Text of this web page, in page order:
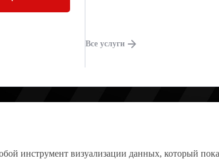
Все услуги
инструмент визуализации данных, который